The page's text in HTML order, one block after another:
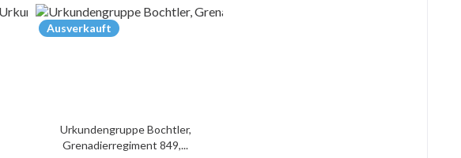
Ausverkauft
Urkundengruppe Bochtler,
Grenadierregiment 849,...